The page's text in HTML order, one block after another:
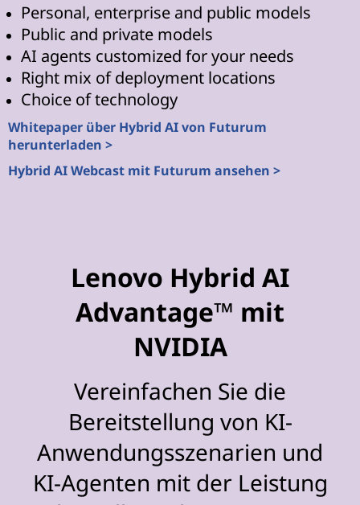
Personal, enterprise and public models
Public and private models
AI agents customized for your needs
Right mix of deployment locations
Choice of technology
Whitepaper über Hybrid AI von Futurum
herunterladen >
Hybrid AI Webcast mit Futurum ansehen >
Lenovo Hybrid AI
Advantage™ mit
NVIDIA
Vereinfachen Sie die
Bereitstellung von KI-
Anwendungsszenarien und
KI-Agenten mit der Leistung